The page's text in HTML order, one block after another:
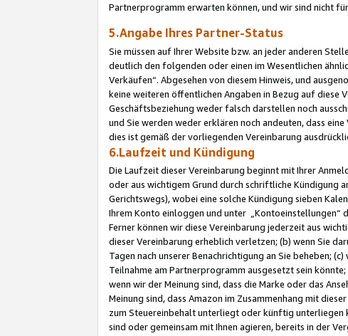
Partnerprogramm erwarten können, und wir sind nicht
5.Angabe Ihres Partner-Status
Sie müssen auf Ihrer Website bzw. an jeder anderen
deutlich den folgenden oder einen im Wesentlichen
Verkäufen“. Abgesehen von diesem Hinweis, und
keine weiteren öffentlichen Angaben in Bezug auf diese
Geschäftsbeziehung weder falsch darstellen noch
und Sie werden weder erklären noch andeuten, dass
dies ist gemäß der vorliegenden Vereinbarung
6.Laufzeit und Kündigung
Die Laufzeit dieser Vereinbarung beginnt mit Ihrer
oder aus wichtigem Grund durch schriftliche Kündigung
Gerichtswegs), wobei eine solche Kündigung sieben
Ihrem Konto einloggen und unter „Kontoeinstellungen“
Ferner können wir diese Vereinbarung jederzeit aus
dieser Vereinbarung erheblich verletzen; (b) wenn Sie
Tagen nach unserer Benachrichtigung an Sie beheben;
Teilnahme am Partnerprogramm ausgesetzt sein
wenn wir der Meinung sind, dass die Marke oder das
Meinung sind, dass Amazon im Zusammenhang mit
zum Steuereinbehalt unterliegt oder künftig unterliegen
sind oder gemeinsam mit Ihnen agieren, bereits in der